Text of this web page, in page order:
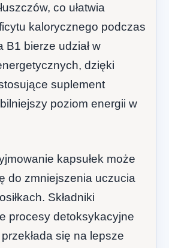
co ułatwia
kalorycznego podczas
B1 bierze udział w
dzięki
suplement
poziom energii w
kapsułek może
do zmniejszenia uczucia
Składniki
procesy detoksykacyjne
się na lepsze